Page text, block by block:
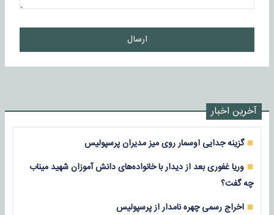
ارسال
آخرین اخبار
گزینه جدایی اوسمار روی میز مدیران پرسپولیس
وریا غفوری بعد از دیدار با خانواده‌های دانش آموزان شهید میناب
چه گفت؟
اخراج رسمی چهره نامدار از پرسپولیس